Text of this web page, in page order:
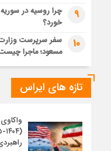
9
چرا روسیه در
خورد؟
10
سفر سرپرست وزارت
مسعود؛ ماجرا
تازه های ایراس